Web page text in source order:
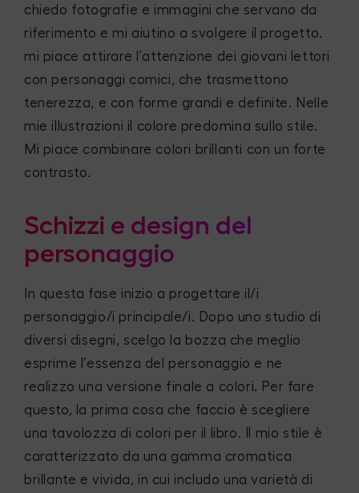
chiedo fotografie e immagini che servano da
riferimento e mi aiutino a svolgere il progetto.
mi piace attirare l’attenzione dei giovani lettori
con personaggi comici, che trasmettono
tenerezza, e con forme grandi e definite. Nelle
mie illustrazioni il colore predomina sullo stile.
Mi piace combinare colori brillanti con un forte
contrasto.
Schizzi e design del
personaggio
In questa fase inizio a progettare il/i
personaggio/i principale/i. Dopo uno studio di
diversi disegni, scelgo la bozza che meglio
esprime l’essenza del personaggio e ne
realizzo una versione finale a colori. Per fare
questo, la prima cosa che faccio è scegliere
una tavolozza di colori per il libro. Il mio stile è
caratterizzato da una gamma cromatica
brillante e vivida, in cui includo una varietà di